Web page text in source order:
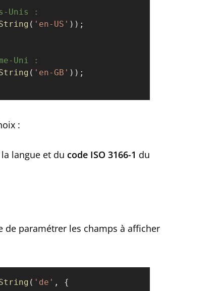
Unis :
( 'en-US' ));
Uni :
( 'en-GB' ));
:
langue et du code ISO 3166-1 du
de paramétrer les champs à afficher
( 'de' , {